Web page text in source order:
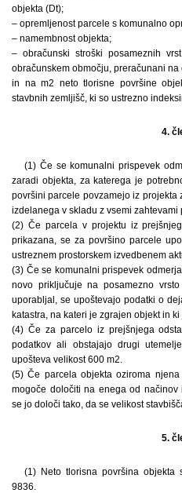
objekta (Dt);
– opremljenost parcele s komunalno
– namembnost objekta;
– obračunski stroški posameznih
obračunskem območju, preračunani
in na m2 neto tlorisne površine
stavbnih zemljišč, ki so ustrezno
4.
(1) Če se komunalni prispevek
zaradi objekta, za katerega je
površini parcele povzamejo iz projekta
izdelanega v skladu z vsemi zahtevami
(2) Če parcela v projektu iz
prikazana, se za površino parcele
ustreznem prostorskem izvedbenem
(3) Če se komunalni prispevek
novo priključuje na posamezno
uporabljal, se upoštevajo podatki o
katastra, na kateri je zgrajen objekt in
(4) Če za parcelo iz prejšnjega
podatkov ali obstajajo drugi
upošteva velikost 600 m2.
(5) Če parcela objekta oziroma
mogoče določiti na enega od načinov
se jo določi tako, da se velikost
5.
(1) Neto tlorisna površina objekta
9836.